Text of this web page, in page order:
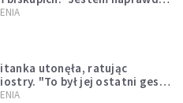
utonęła, ratując
"To był jej ostatni gest